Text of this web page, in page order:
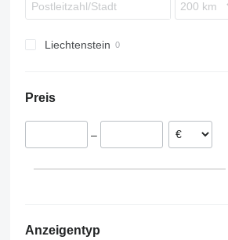
Liechtenstein
Preis
–
Anzeigentyp